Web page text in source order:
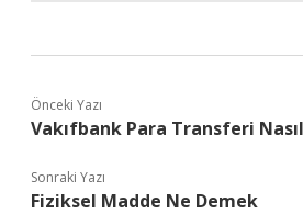
Önceki Yazı
Vakıfbank Para Transferi Nasıl
Sonraki Yazı
Fiziksel Madde Ne Demek